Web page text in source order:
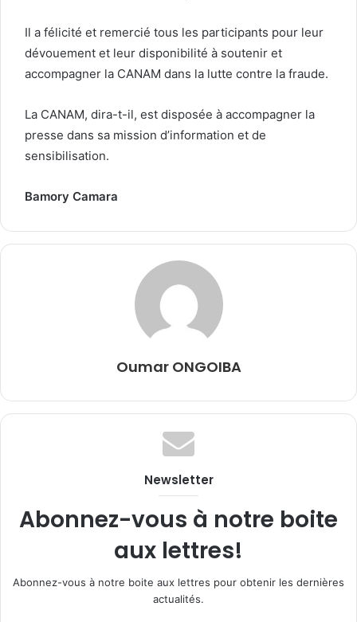
Il a félicité et remercié tous les participants pour leur
dévouement et leur disponibilité à soutenir et
accompagner la CANAM dans la lutte contre la fraude.
La CANAM, dira-t-il, est disposée à accompagner la
presse dans sa mission d’information et de
sensibilisation.
Bamory Camara
Oumar ONGOIBA
Newsletter
Abonnez-vous à notre boite
aux lettres!
Abonnez-vous à notre boite aux lettres pour obtenir les dernières
actualités.